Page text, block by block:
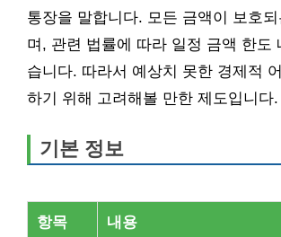
통장을 말합니다. 모든 금액이 보호
며, 관련 법률에 따라 일정 금액 한도
습니다. 따라서 예상치 못한 경제적
하기 위해 고려해볼 만한 제도입니다.
기본 정보
항목 내용